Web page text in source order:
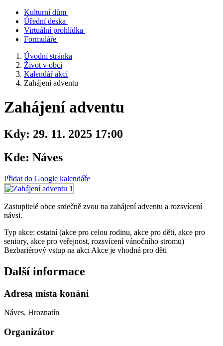
Kulturní dům
Úřední deska
Virtuální prohlídka
Formuláře
Úvodní stránka
Život v obci
Kalendář akcí
Zahájení adventu
Zahájení adventu
Kdy: 29. 11. 2025 17:00
Kde: Náves
Přidat do Google kalendáře
Zastupitelé obce srdečně zvou na zahájení adventu a rozsvícení
návsi.
Typ akce: ostatní (akce pro celou rodinu, akce pro děti, akce pro
seniory, akce pro veřejnost, rozsvícení vánočního stromu)
Bezbariérový vstup na akci Akce je vhodná pro děti
Další informace
Adresa místa konání
Náves, Hroznatín
Organizátor